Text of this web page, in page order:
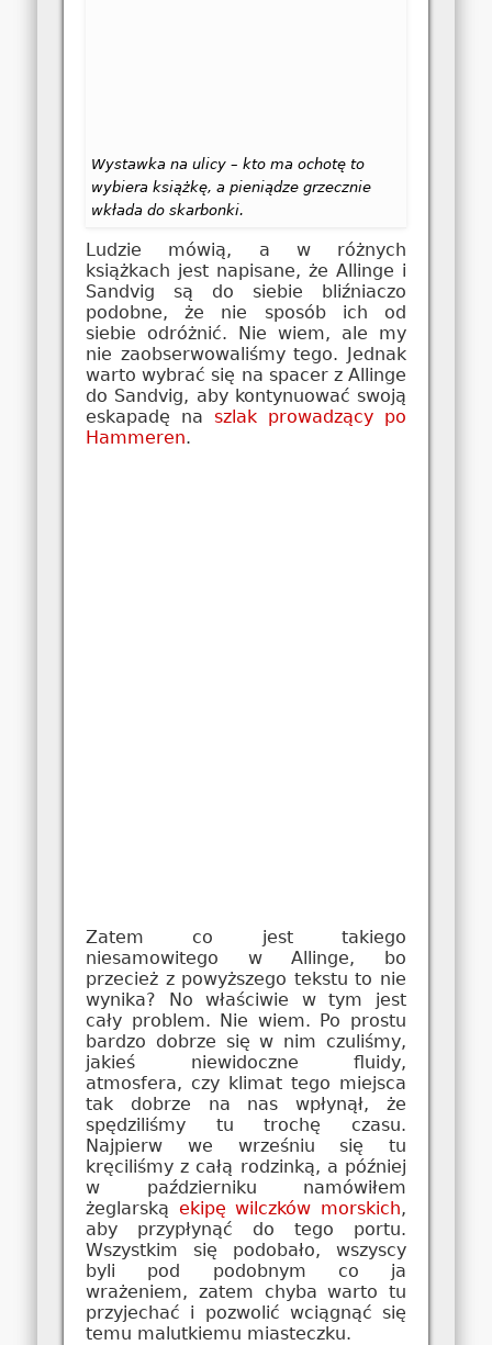
Wystawka na ulicy – kto ma ochotę to
wybiera książkę, a pieniądze grzecznie
wkłada do skarbonki.
Ludzie mówią, a w różnych
książkach jest napisane, że Allinge i
Sandvig są do siebie bliźniaczo
podobne, że nie sposób ich od
siebie odróżnić. Nie wiem, ale my
nie zaobserwowaliśmy tego. Jednak
warto wybrać się na spacer z Allinge
do Sandvig, aby kontynuować swoją
eskapadę na szlak prowadzący po
Hammeren.
Zatem co jest takiego
niesamowitego w Allinge, bo
przecież z powyższego tekstu to nie
wynika? No właściwie w tym jest
cały problem. Nie wiem. Po prostu
bardzo dobrze się w nim czuliśmy,
jakieś niewidoczne fluidy,
atmosfera, czy klimat tego miejsca
tak dobrze na nas wpłynął, że
spędziliśmy tu trochę czasu.
Najpierw we wrześniu się tu
kręciliśmy z całą rodzinką, a później
w październiku namówiłem
żeglarską ekipę wilczków morskich,
aby przypłynąć do tego portu.
Wszystkim się podobało, wszyscy
byli pod podobnym co ja
wrażeniem, zatem chyba warto tu
przyjechać i pozwolić wciągnąć się
temu malutkiemu miasteczku.